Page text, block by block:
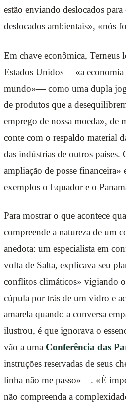
estão enviando deslocados para
deslocados ambientais», «nós
Em chave econômica, Terneus
Estados Unidos —«a economia
mundo»— como uma dupla
de produtos que a
emprego de nossa moeda», de
conte com o respaldo material
das indústrias de outros países.
ampliação de posse financeira»
exemplos o Equador e o
Para mostrar o que acontece
compreende a natureza de um
anedota: um especialista em
volta de Salta, explicava seu
conflitos climáticos» vigiando
cúpula por trás de um vidro e
amarela quando a conversa
ilustrou, é que ignorava o
vão a uma Conferência das
instruções reservadas de seus
linha não me passo»—. «É
não compreenda a